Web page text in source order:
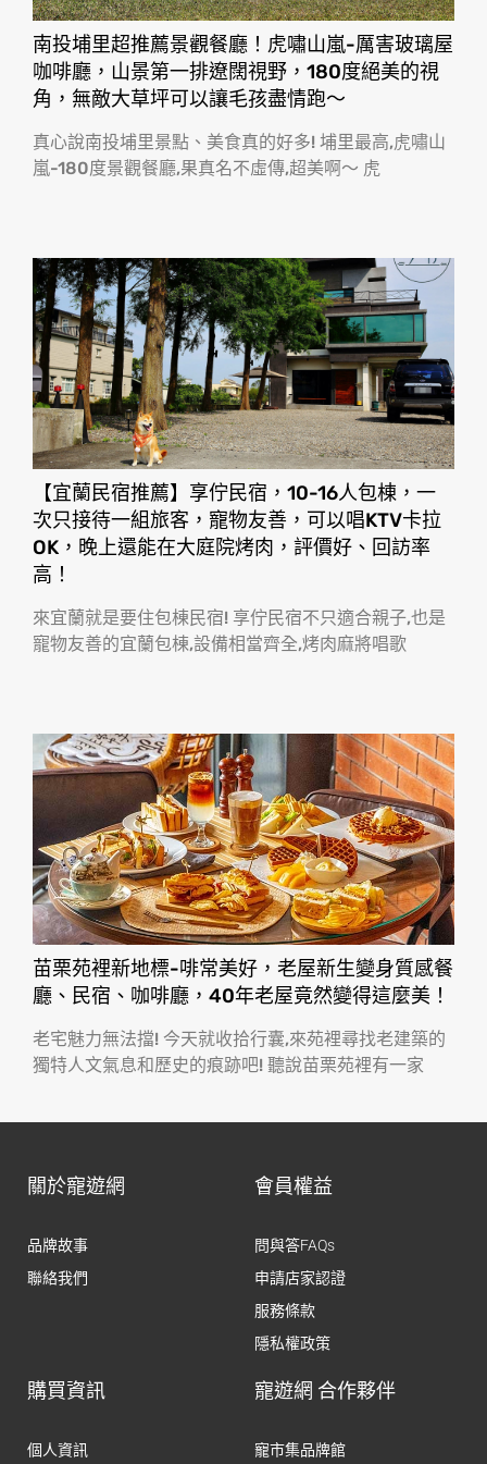
南投埔里超推薦景觀餐廳！虎嘯山嵐-厲害玻璃屋
咖啡廳，山景第一排遼闊視野，180度絕美的視
角，無敵大草坪可以讓毛孩盡情跑〜
真心說南投埔里景點、美食真的好多! 埔里最高,虎嘯山
嵐-180度景觀餐廳,果真名不虛傳,超美啊〜 虎
【宜蘭民宿推薦】享佇民宿，10-16人包棟，一
次只接待一組旅客，寵物友善，可以唱KTV卡拉
OK，晚上還能在大庭院烤肉，評價好、回訪率
高！
來宜蘭就是要住包棟民宿! 享佇民宿不只適合親子,也是
寵物友善的宜蘭包棟,設備相當齊全,烤肉麻將唱歌
苗栗苑裡新地標-啡常美好，老屋新生變身質感餐
廳、民宿、咖啡廳，40年老屋竟然變得這麼美！
老宅魅力無法擋! 今天就收拾行囊,來苑裡尋找老建築的
獨特人文氣息和歷史的痕跡吧! 聽說苗栗苑裡有一家
關於寵遊網
品牌故事
聯絡我們
會員權益
問與答FAQs
申請店家認證
服務條款
隱私權政策
購買資訊
個人資訊
寵遊網 合作夥伴
寵市集品牌館